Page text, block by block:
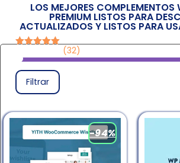
LOS MEJORES COMPLEMENTOS
PREMIUM LISTOS PARA
ACTUALIZADOS Y LISTOS PARA
de 5
(32)
Filtrar
-94%